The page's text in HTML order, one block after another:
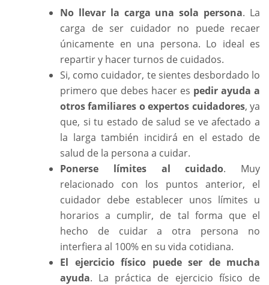
No llevar la carga una sola persona. La
carga de ser cuidador no puede recaer
únicamente en una persona. Lo ideal es
repartir y hacer turnos de cuidados.
Si, como cuidador, te sientes desbordado lo
primero que debes hacer es pedir ayuda a
otros familiares o expertos cuidadores, ya
que, si tu estado de salud se ve afectado a
la larga también incidirá en el estado de
salud de la persona a cuidar.
Ponerse límites al cuidado. Muy
relacionado con los puntos anterior, el
cuidador debe establecer unos límites u
horarios a cumplir, de tal forma que el
hecho de cuidar a otra persona no
interfiera al 100% en su vida cotidiana.
El ejercicio físico puede ser de mucha
ayuda. La práctica de ejercicio físico de